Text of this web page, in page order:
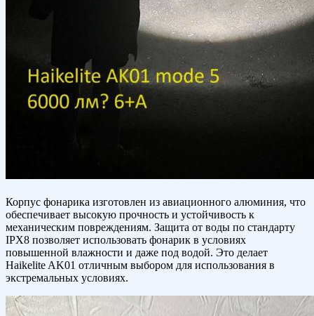
Корпус фонарика изготовлен из авиационного алюминия, что
обеспечивает высокую прочность и устойчивость к
механическим повреждениям. Защита от воды по стандарту
IPX8 позволяет использовать фонарик в условиях
повышенной влажности и даже под водой. Это делает
Haikelite AK01 отличным выбором для использования в
экстремальных условиях.